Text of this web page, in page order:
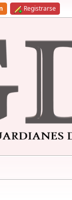
Registrarse